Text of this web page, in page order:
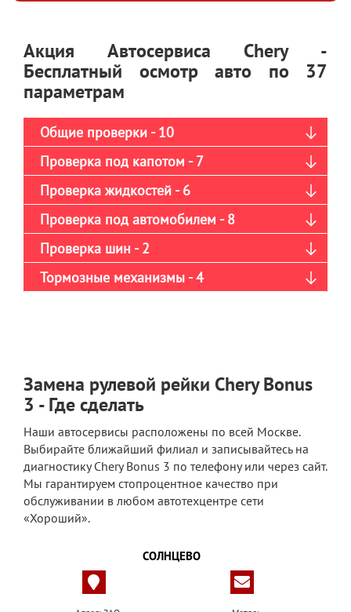
Акция Автосервиса Chery -
Бесплатный осмотр авто по 37
параметрам
Общие проверки - 10
Проверка под капотом - 7
Проверка жидкостей - 6
Проверка под автомобилем - 8
Проверка шин - 2
Тормозные механизмы - 4
Замена рулевой рейки Chery Bonus
3 - Где сделать
Наши автосервисы расположены по всей Москве.
Выбирайте ближайший филиал и записывайтесь на
диагностику Chery Bonus 3 по телефону или через сайт.
Мы гарантируем стопроцентное качество при
обслуживании в любом автотехцентре сети
«Хороший».
СОЛНЦЕВО